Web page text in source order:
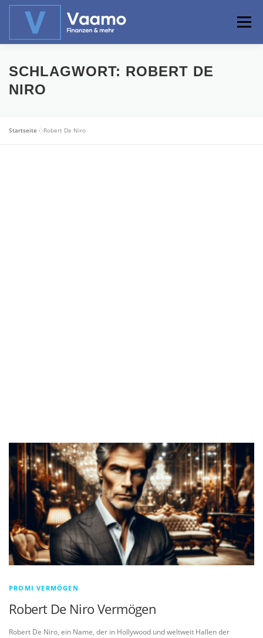
Zum
Menü
ABOUT ONLINE-RECHNER BASISWISSEN
SCHLAGWORT: ROBERT DE
NIRO
Startseite »Robert De Niro
PROMI VERMÖGEN
Robert De Niro Vermögen
Robert De Niro, ein Name, der in Hollywood und weltweit Hallen der